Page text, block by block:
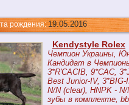
19.05.2016
Kendystyle Rolex
Чемпион Украины,
Кандидат в
3*R'CACIB, 9*CAC,
Best Junior-IV,
N/N (clear), HNPK -
зубы в комплекте,